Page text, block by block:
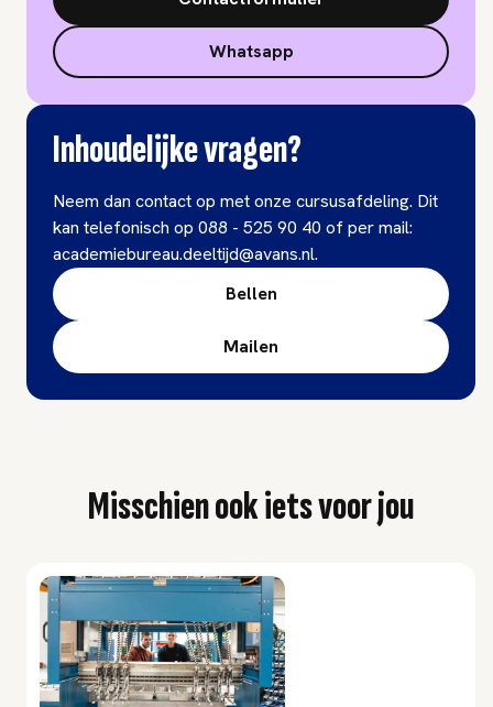
Whatsapp
Inhoudelijke vragen?
Neem dan contact op met onze cursusafdeling. Dit
kan telefonisch op 088 - 525 90 40 of per mail:
academiebureau.deeltijd@avans.nl.
Bellen
Mailen
Misschien ook iets voor jou